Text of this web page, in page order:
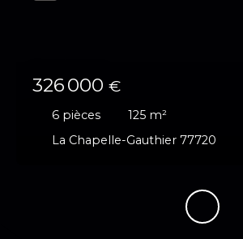
326 000 €
6 pièces 125 m²
La Chapelle-Gauthier 77720